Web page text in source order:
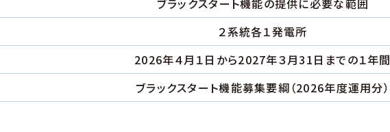
ブラックスタート機能の提供に必要な範囲
２系統各１発電所
2026年４月１日から2027年３月31日までの１年間
ブラックスタート機能募集要綱（2026年度運用分）